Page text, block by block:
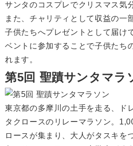
サンタのコスプレでクリスマス気
また、チャリティとして収益の一
子供たちへプレゼントとして届け
ベントに参加することで子供たち
れます。
第5回 聖蹟サンタマラ
東京都の多摩川の土手を走る、ド
タクロースのリレーマラソン。
ロースが集まり、大人がタスキを